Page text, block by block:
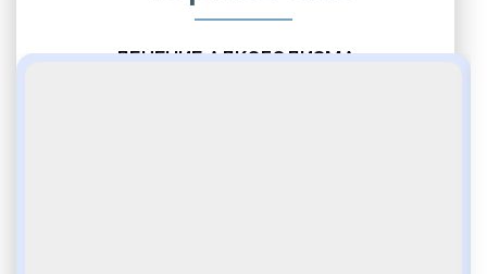
ЛЕЧЕНИЕ АЛКОГОЛИЗМА